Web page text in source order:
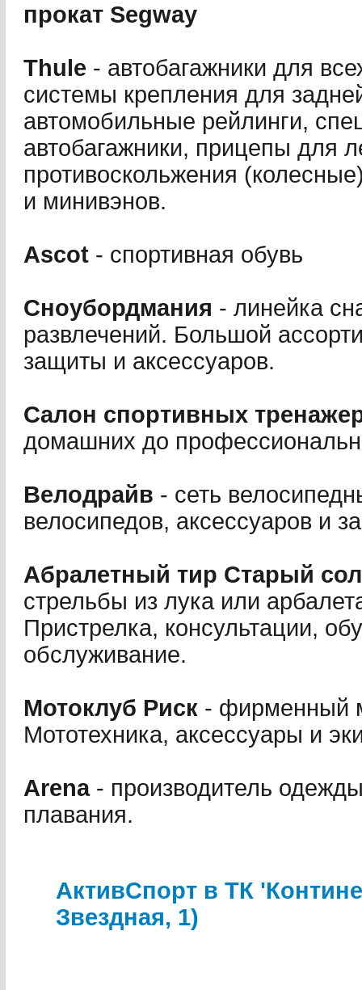
прокат Segway
Thule - автобагажники для
системы крепления для
автомобильные рейлинги,
автобагажники, прицепы для
противоскольжения
и минивэнов.
Ascot - спортивная обувь
Сноубордмания - линейка
развлечений. Большой
защиты и аксессуаров.
Салон спортивных
домашних до
Велодрайв - сеть
велосипедов, аксессуаров и
Абралетный тир Старый
стрельбы из лука или
Пристрелка, консультации,
обслуживание.
Мотоклуб Риск - фирменный
Мототехника, аксессуары и
Arena- производитель
плавания.
АктивСпорт в ТК
Звездная, 1)